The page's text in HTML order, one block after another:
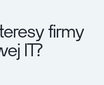
firmy
IT?